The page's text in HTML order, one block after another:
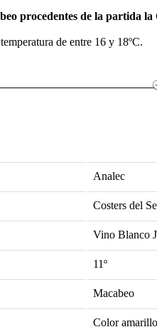
procedentes de la partida la
de entre 16 y 18ºC.
Analec
Costers del
Vino Blanco
11º
Macabeo
Color